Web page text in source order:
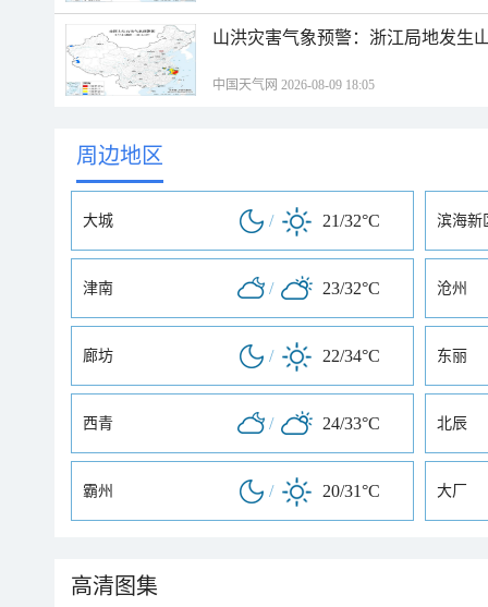
山洪灾害气象预警：浙江局地发生
中国天气网 2026-08-09 18:05
周边地区
大城 / 21/32°C 滨海新
津南 / 23/32°C 沧州
廊坊 / 22/34°C 东丽
西青 / 24/33°C 北辰
霸州 / 20/31°C 大厂
高清图集